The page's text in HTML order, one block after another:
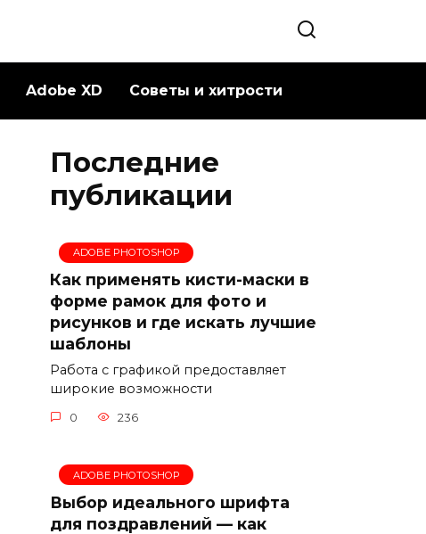
Adobe XD Советы и хитрости
Последние
публикации
ADOBE PHOTOSHOP
Как применять кисти-маски в
форме рамок для фото и
рисунков и где искать лучшие
шаблоны
Работа с графикой предоставляет
широкие возможности
0 236
ADOBE PHOTOSHOP
Выбор идеального шрифта
для поздравлений — как